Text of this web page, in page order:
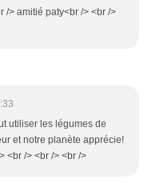
/> amitié paty<br /> <br />
utiliser les légumes de
et notre planète apprécie!
<br /> <br /> <br />